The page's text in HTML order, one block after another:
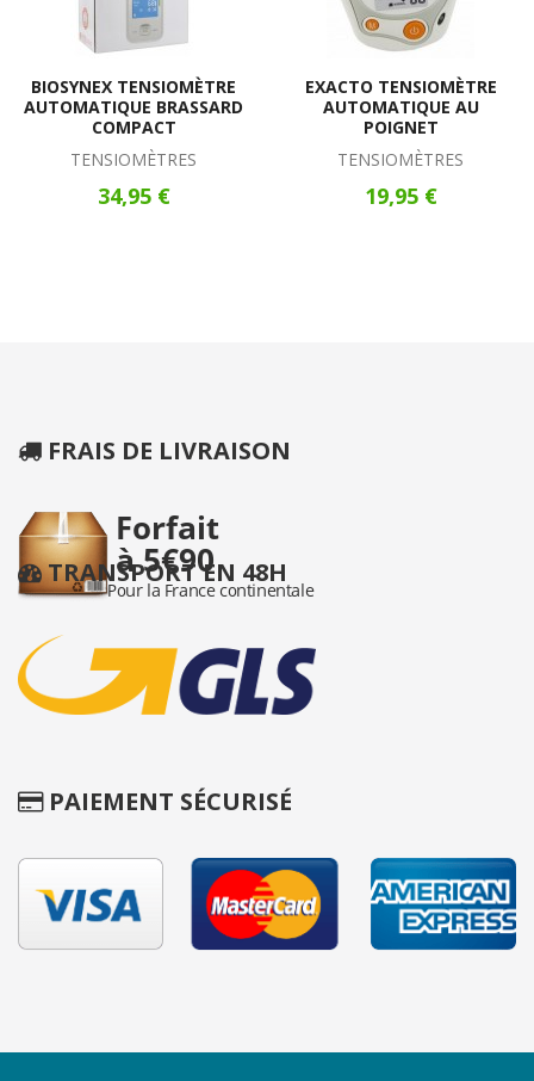
BIOSYNEX TENSIOMÈTRE
AUTOMATIQUE BRASSARD
COMPACT
TENSIOMÈTRES
34,95 €
EXACTO TENSIOMÈTRE
AUTOMATIQUE AU
POIGNET
TENSIOMÈTRES
19,95 €
FRAIS DE LIVRAISON
TRANSPORT EN 48H
PAIEMENT SÉCURISÉ